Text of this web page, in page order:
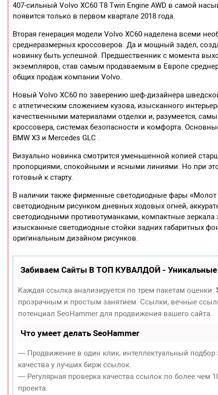
407-сильный Volvo XC60 T8 Twin Engine AWD в самой
появится только в первом квартале 2018 года.
Вторая генерация модели Volvo XC60 наделена всеми
среднеразмерных кроссоверов. Да и мощный задел,
новинку быть успешной. Предшественник с момента
экземпляров, став самым продаваемым в Европе
общих продаж компании Volvo.
Новый Volvo XC60 по заверению шеф-дизайнера
с атлетическим сложением кузова, изысканного
качественными материалами отделки и, разумеется,
кроссовера, системах безопасности и комфорта.
BMW X3 и Mercedes GLC .
Визуально новинка смотрится уменьшенной копией
пропорциями, спокойными и ясными линиями. Но при
готовый к старту.
В наличии также фирменные светодиодные фары
светодиодным рисунком дневных ходовых огней,
светодиодными противотуманками, компактные
изысканные светодиодные стойки задних габаритных
оригинальным дизайном рисунков.
Забиваем Сайты В ТОП КУВАЛДОЙ - Уникальные
Каждая ссылка анализируется по трем пакетам оценки:
прозрачным и простым занятием. Ссылки, вечные
потенциал SeoHammer для продвижения вашего сайта.
Что умеет делать SeoHammer
— Продвижение в один клик, интеллектуальный
качества у лучших бирж ссылок.
— Регулярная проверка качества ссылок по более чем
проекта.